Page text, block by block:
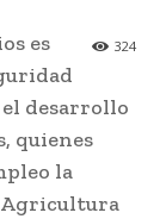
324
es
desarrollo
quienes
la
Agricultura